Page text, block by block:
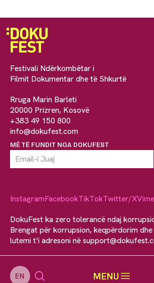
EN MENU
Festivali Ndërkombëtar i
Filmit Dokumentar dhe të Shkurtë
Rruga Marin Barleti
20000 Prizren, Kosovë
+383 49 150 800
info@dokufest.com
MË TË FUNDIT NGA DOKUFEST
InstagramFacebookTikTokTwitter/X
DokuFest ka zero tolerancë ndaj
Brengat për korrupsion, keqpërdorim dhe
lutemi t’i adresoni në